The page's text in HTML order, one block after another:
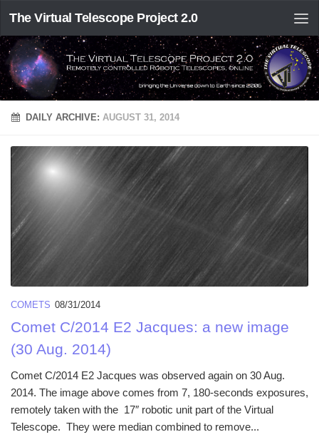
The Virtual Telescope Project 2.0
DAILY ARCHIVE: AUGUST 31, 2014
COMETS 08/31/2014
Comet C/2014 E2 Jacques: a new image
(30 Aug. 2014)
Comet C/2014 E2 Jacques was observed again on 30 Aug.
2014. The image above comes from 7, 180-seconds exposures,
remotely taken with the 17″ robotic unit part of the Virtual
Telescope. They were median combined to remove...